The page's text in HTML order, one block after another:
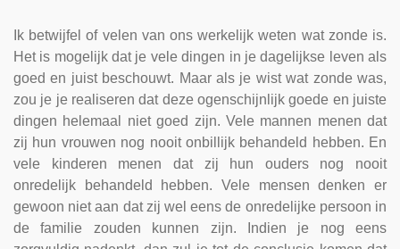
Ik betwijfel of velen van ons werkelijk weten wat zonde is.
Het is mogelijk dat je vele dingen in je dagelijkse leven als
goed en juist beschouwt. Maar als je wist wat zonde was,
zou je je realiseren dat deze ogenschijnlijk goede en juiste
dingen helemaal niet goed zijn. Vele mannen menen dat
zij hun vrouwen nog nooit onbillijk behandeld hebben. En
vele kinderen menen dat zij hun ouders nog nooit
onredelijk behandeld hebben. Vele mensen denken er
gewoon niet aan dat zij wel eens de onredelijke persoon in
de familie zouden kunnen zijn. Indien je nog eens